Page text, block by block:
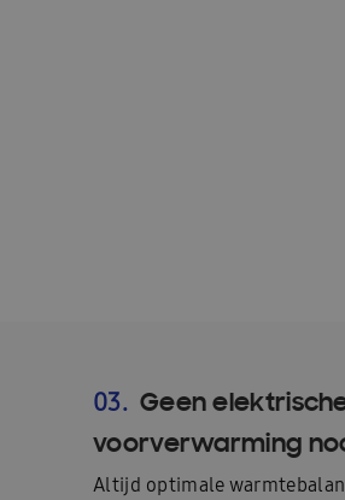
03. Geen
voorverwarming
Altijd optimale